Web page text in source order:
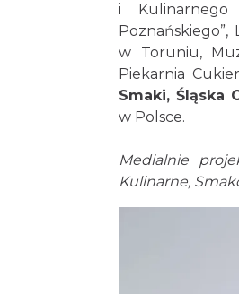
i Kulinarnego
w Toruniu,
Piekarnia
Smaki, Śląska
w Polsce.
Medialnie
Kulinarne,